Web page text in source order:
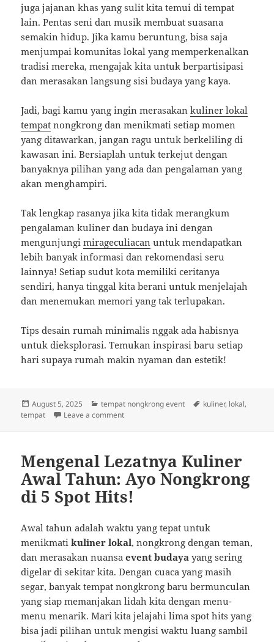
juga jajanan khas yang sulit kita temui di tempat
lain. Pentas seni dan musik membuat suasana
semakin hidup. Jika kamu beruntung, bisa saja
menjumpai komunitas lokal yang memperkenalkan
tradisi mereka, mengajak kita untuk berpartisipasi
dan merasakan langsung sisi budaya yang kaya.
Jadi, bagi kamu yang ingin merasakankuliner lokal
tempat nongkrong dan menikmati setiap momen
yang ditawarkan, jangan ragu untuk berkeliling di
kawasan ini. Bersiaplah untuk terkejut dengan
banyaknya pilihan yang ada dan pengalaman yang
akan menghampiri.
Tak lengkap rasanya jika kita tidak merangkum
pengalaman kuliner dan budaya ini dengan
mengunjungimirageculiacan untuk mendapatkan
lebih banyak informasi dan rekomendasi seru
lainnya! Setiap sudut kota memiliki ceritanya
sendiri, hanya tinggal kita berani untuk menjelajah
dan menemukan memori yang tak terlupakan.
Tips desain rumah minimalis nggak ada habisnya
untuk dieksplorasi. Temukan inspirasi baru setiap
hari supaya rumah makin nyaman dan estetik!
Posted
on
August 5, 2025 Categories
tempat nongkrong event Tags
kuliner, lokal,
tempat
Leave a commenton Nongkrong Asyik di Jantung Kota: Cita
Mengenal Lezatnya Kuliner
Awal Tahun: Ayo Nongkrong
di 5 Spot Hits!
Awal tahun adalah waktu yang tepat untuk
menikmati kuliner lokal, nongkrong dengan teman,
dan merasakan nuansaevent budaya yang sering
digelar di sekitar kita. Dengan cuaca yang masih
segar, banyak tempat nongkrong baru bermunculan
yang siap memanjakan lidah kita dengan menu-
menu menarik. Mari kita jelajahi lima spot hits yang
bisa jadi pilihan untuk mengisi waktu luang sambil